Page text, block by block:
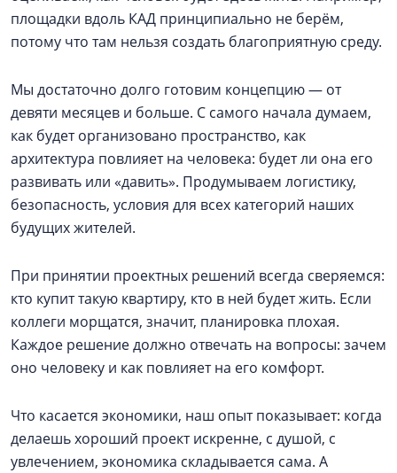
площадки вдоль КАД принципиально не берём,
потому что там нельзя создать благоприятную среду.
Мы достаточно долго готовим концепцию — от
девяти месяцев и больше. С самого начала думаем,
как будет организовано пространство, как
архитектура повлияет на человека: будет ли она его
развивать или «давить». Продумываем логистику,
безопасность, условия для всех категорий наших
будущих жителей.
При принятии проектных решений всегда сверяемся:
кто купит такую квартиру, кто в ней будет жить. Если
коллеги морщатся, значит, планировка плохая.
Каждое решение должно отвечать на вопросы: зачем
оно человеку и как повлияет на его комфорт.
Что касается экономики, наш опыт показывает: когда
делаешь хороший проект искренне, с душой, с
увлечением, экономика складывается сама. А